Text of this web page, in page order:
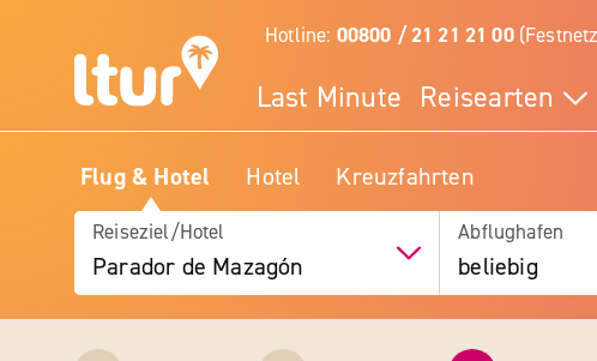
Hotline: 00800 / 21 21 21 00
Last Minute Reisearten
Flug & Hotel Hotel Kreuzfahrten
Reiseziel/Hotel
Parador de Mazagón
Abflughafen
beliebig